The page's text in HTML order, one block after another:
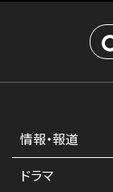
情報・報道
ドラマ